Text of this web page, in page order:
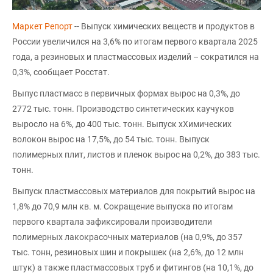
Маркет Репорт-- Выпуск химических веществ и продуктов в
России увеличился на 3,6% по итогам первого квартала 2025
года, а резиновых и пластмассовых изделий – сократился на
0,3%, сообщает Росстат.
Выпус пластмасс в первичных формах вырос на 0,3%, до
2772 тыс. тонн. Производство синтетических каучуков
выросло на 6%, до 400 тыс. тонн. Выпуск хХимических
волокон вырос на 17,5%, до 54 тыс. тонн. Выпуск
полимерных плит, листов и пленок вырос на 0,2%, до 383 тыс.
тонн.
Выпуск пластмассовых материалов для покрытий вырос на
1,8% до 70,9 млн кв. м. Сокращение выпуска по итогам
первого квартала зафиксировали производители
полимерных лакокрасочных материалов (на 0,9%, до 357
тыс. тонн, резиновых шин и покрышек (на 2,6%, до 12 млн
штук) а также пластмассовых труб и фитингов (на 10,1%, до